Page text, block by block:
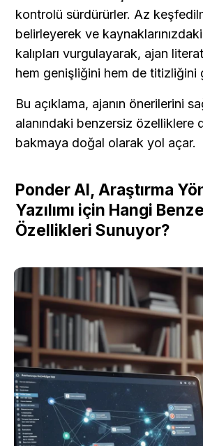
kontrolü sürdürürler. Az
belirleyerek ve
kalıpları vurgulayarak, ajan
hem genişliğini hem de titizliğini
Bu açıklama, ajanın önerilerini
alanındaki benzersiz özelliklere
bakmaya doğal olarak yol açar.
Ponder AI, Araştırma
Yazılımı için Hangi
Özellikleri Sunuyor?